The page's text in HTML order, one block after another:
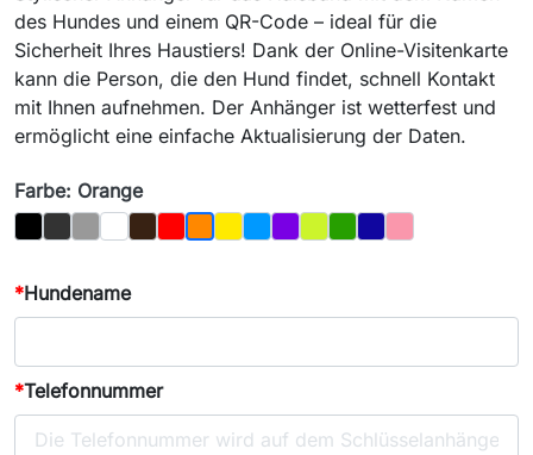
des Hundes und einem QR-Code – ideal für die
Sicherheit Ihres Haustiers! Dank der Online-Visitenkarte
kann die Person, die den Hund findet, schnell Kontakt
mit Ihnen aufnehmen. Der Anhänger ist wetterfest und
ermöglicht eine einfache Aktualisierung der Daten.
Farbe: Orange
Schwarz
Graphit
GrauWeißBraun
RotOrange
GelbBlauLilaHellgrün
GrünMarineblau
Rosa
*Hundename
*Telefonnummer